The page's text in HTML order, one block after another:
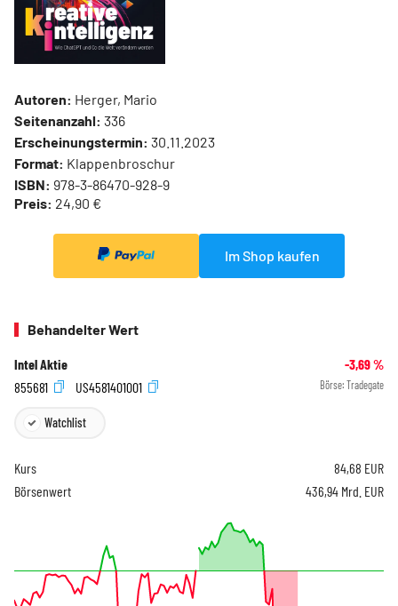
Autoren: Herger, Mario
Seitenanzahl: 336
Erscheinungstermin: 30.11.2023
Format: Klappenbroschur
ISBN: 978-3-86470-928-9
Preis: 24,90 €
Im Shop kaufen
Behandelter Wert
Intel Aktie -3,69%
855681
US4581401001 Börse: Tradegate
Watchlist
Kurs 84,68 EUR
Börsenwert
436,94 Mrd. EUR